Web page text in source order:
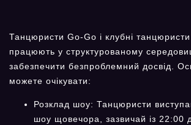
Танцюристи Go-Go і клубні
працюють у структурованому
забезпечити безпроблемний досвід.
можете очікувати:
Розклад шоу: Танцюристи
шоу щовечора, зазвичай із 22:00